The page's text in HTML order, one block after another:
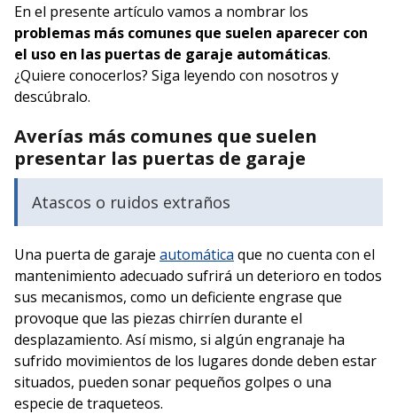
En el presente artículo vamos a nombrar los
problemas más comunes que suelen aparecer con
el uso en las puertas de garaje automáticas.
¿Quiere conocerlos? Siga leyendo con nosotros y
descúbralo.
Averías más comunes que suelen
presentar las puertas de garaje
Atascos o ruidos extraños
Una puerta de garaje automática que no cuenta con el
mantenimiento adecuado sufrirá un deterioro en todos
sus mecanismos, como un deficiente engrase que
provoque que las piezas chirríen durante el
desplazamiento. Así mismo, si algún engranaje ha
sufrido movimientos de los lugares donde deben estar
situados, pueden sonar pequeños golpes o una
especie de traqueteos.